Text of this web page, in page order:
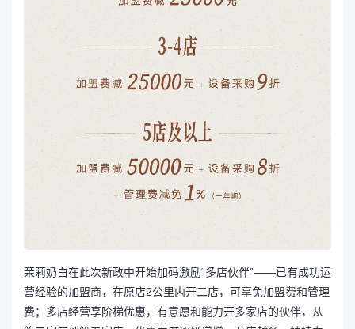
茉莉奶白在此次新政中开始加码激励“多店伙伴”——已有成功运
营经验的加盟商，在原店2公里内开二店，可享免加盟费和管理
费；多店经营享阶梯优惠，有意愿和能力开多家店的伙伴，从